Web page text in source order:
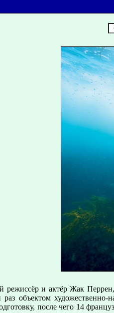
режиссёр и актёр Жак
раз объектом
после чего 14